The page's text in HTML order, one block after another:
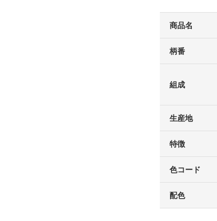
商品名
柄番
組成
生産地
特徴
色コード
配色